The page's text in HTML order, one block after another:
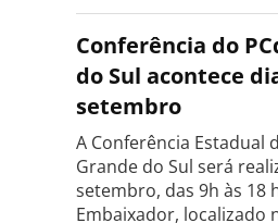
Estadual
do
PCdoB
Tocantins
será
realizada
dia
18
de
Conferência do
do Sul acontece
setembro
A Conferência Estadual
Grande do Sul será
setembro, das 9h às 18
Embaixador, localizado